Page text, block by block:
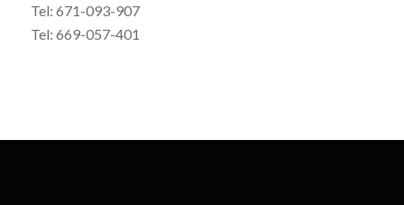
Tel: 671-093-907
Tel: 669-057-401